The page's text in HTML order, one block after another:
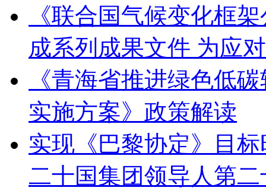
《联合国气候变化框
成系列成果文件 为应
《青海省推进绿色低
实施方案》政策解读
实现《巴黎协定》目
二十国集团领导人第